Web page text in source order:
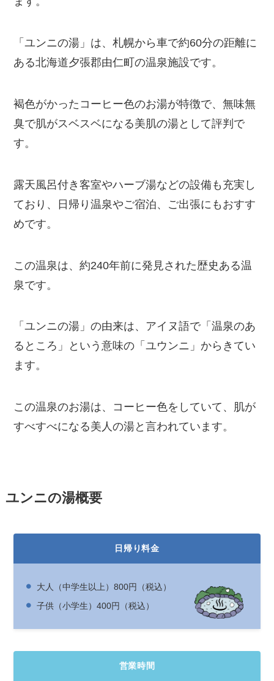
「ユンニの湯」は、札幌から車で約60分の距離に
ある北海道夕張郡由仁町の温泉施設です。
褐色がかったコーヒー色のお湯が特徴で、無味無
臭で肌がスベスベになる美肌の湯として評判で
す。
露天風呂付き客室やハーブ湯などの設備も充実し
ており、日帰り温泉やご宿泊、ご出張にもおすす
めです。
この温泉は、約240年前に発見された歴史ある温
泉です。
「ユンニの湯」の由来は、アイヌ語で「温泉のあ
るところ」という意味の「ユウンニ」からきてい
ます。
この温泉のお湯は、コーヒー色をしていて、肌が
すべすべになる美人の湯と言われています。
ユンニの湯概要
日帰り料金
大人（中学生以上）800円（税込）
子供（小学生）400円（税込）
営業時間